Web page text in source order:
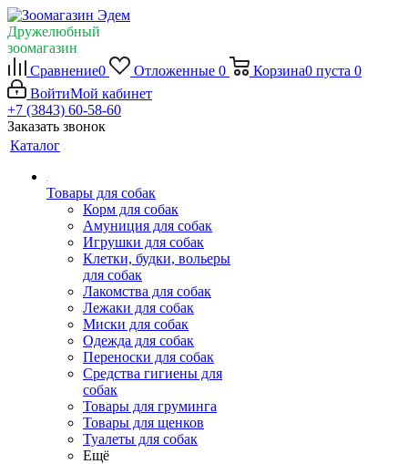
Дружелюбный
зоомагазин
Сравнение0 Отложенные 0 Корзина0 пуста 0
ВойтиМой кабинет
+7 (3843) 60-58-60
Заказать звонок
Каталог
Товары для собак
Корм для собак
Амуниция для собак
Игрушки для собак
Клетки, будки, вольеры
для собак
Лакомства для собак
Лежаки для собак
Миски для собак
Одежда для собак
Переноски для собак
Средства гигиены для
собак
Товары для груминга
Товары для щенков
Туалеты для собак
Ещё